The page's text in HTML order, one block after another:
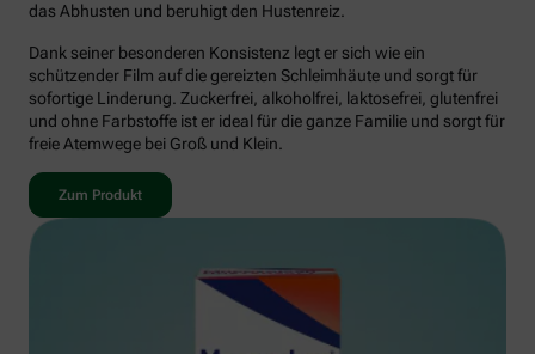
das Abhusten und beruhigt den Hustenreiz.
Dank seiner besonderen Konsistenz legt er sich wie ein
schützender Film auf die gereizten Schleimhäute und sorgt für
sofortige Linderung. Zuckerfrei, alkoholfrei, laktosefrei, glutenfrei
und ohne Farbstoffe ist er ideal für die ganze Familie und sorgt für
freie Atemwege bei Groß und Klein.
Zum Produkt